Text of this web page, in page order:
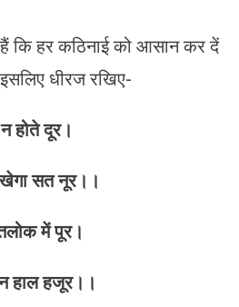
कि हर कठिनाई को आसान कर दें
धीरज रखिए-
होते दूर।
सत नूर।।
में पूर।
हाल हजूर।।